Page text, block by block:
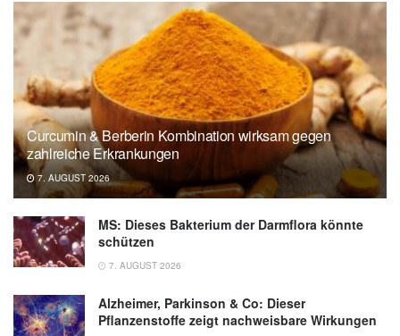
microbiomes, in Animal Behaviour
(Veröffentlicht Volume 163, Mai 2020, Pages
17-31),Animal Behaviour
Research shows even animals in the wild
benefit from physical distancing to prevent
disease, University of Texas at San Antonio
(Veröffentlicht 07.05.2020),University of
Texas at San Antonio
Curcumin & Berberin Kombination wirksam gegen
zahlreiche Erkrankungen
7. AUGUST 2026
MS: Dieses Bakterium der Darmflora könnte
schützen
7. AUGUST 2026
Alzheimer, Parkinson & Co: Dieser
Pflanzenstoffe zeigt nachweisbare Wirkungen